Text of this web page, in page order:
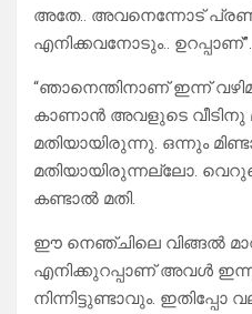
അതേ.. അവനെന്നോട്
എനിക്കവനോടും..
“ഞാനെന്തിനാണ് ഇന്ന്
കാണാൻ അവളുടെ വീടിനു
മതിയായിരുന്നു. ഒന്നും
മതിയായിരുന്നല്ലോ.
കണ്ടാൽ മതി.
ഈ നെഞ്ചിലെ വിങ്ങൽ
എനിക്കുറപ്പാണ് അവൾ
നിന്നിട്ടുണ്ടാവും.